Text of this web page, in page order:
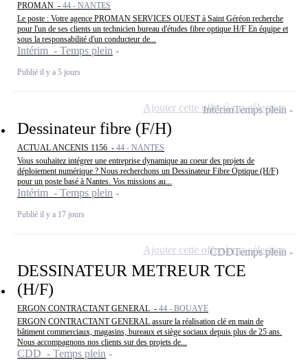
PROMAN - 44 - NANTES
Le poste : Votre agence PROMAN SERVICES OUEST à Saint Géréon recherche
pour l'un de ses clients un technicien bureau d'études fibre optique H/F En équipe et
sous la responsabilité d'un conducteur de...
Intérim - Temps plein
Publié il y a 5 jours
Dessinateur fibre (F/H)
ACTUAL ANCENIS 1156 - 44 - NANTES
Vous souhaitez intégrer une entreprise dynamique au coeur des projets de
déploiement numérique ? Nous recherchons un Dessinateur Fibre Optique (H/F)
pour un poste basé à Nantes. Vos missions au...
Intérim - Temps plein
Publié il y a 17 jours
IntérimTemps plein
Ajouter cette offre à ma sélection
DESSINATEUR METREUR TCE
(H/F)
ERGON CONTRACTANT GENERAL - 44 - BOUAYE
ERGON CONTRACTANT GENERAL assure la réalisation clé en main de
bâtiment commerciaux, magasins, bureaux et siège sociaux depuis plus de 25 ans.
Nous accompagnons nos clients sur des projets de...
CDD - Temps plein
CDDTemps plein
Ajouter cette offre à ma sélection